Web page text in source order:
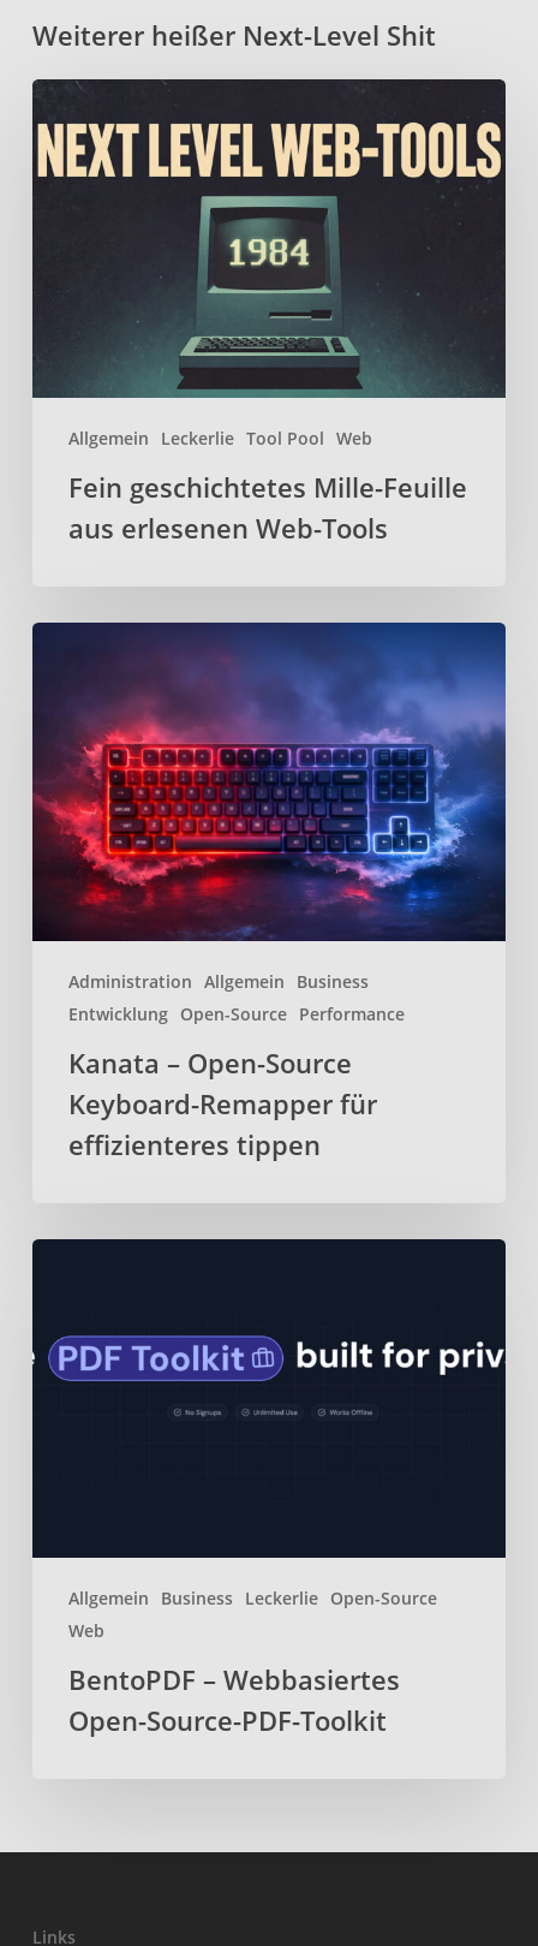
Weiterer heißer Next-Level Shit
Allgemein Leckerlie Tool Pool Web
Fein
geschichtetes
Mille-
Fein geschichtetes Mille-Feuille
aus erlesenen Web-Tools
Administration Allgemein
Business
Entwicklung Open-Source Performance
Source
Keyboard-
Remapper
für
effizienteres
tippen
Kanata – Open-Source
Keyboard-Remapper für
effizienteres tippen
Allgemein Business Leckerlie Open-Source
Web
Open-
Source-
BentoPDF – Webbasiertes
Open-Source-PDF-Toolkit
Links